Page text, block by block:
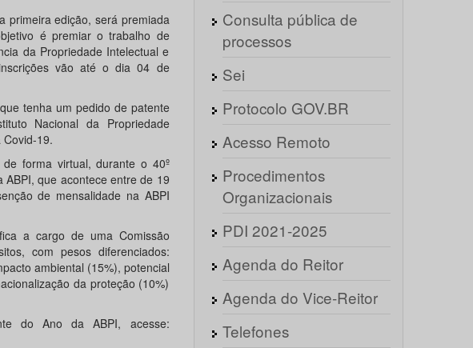
primeira edição, será premiada
é premiar o trabalho de
da Propriedade Intelectual e
vão até o dia 04 de
tenha um pedido de patente
Nacional da Propriedade
19.
forma virtual, durante o 40º
que acontece entre de 19
de mensalidade na ABPI
a cargo de uma Comissão
com pesos diferenciados:
ambiental (15%), potencial
da proteção (10%)
do Ano da ABPI, acesse:
Consulta pública de
processos
Sei
Protocolo GOV.BR
Acesso Remoto
Procedimentos
Organizacionais
PDI 2021-2025
Agenda do Reitor
Agenda do Vice-Reitor
Telefones